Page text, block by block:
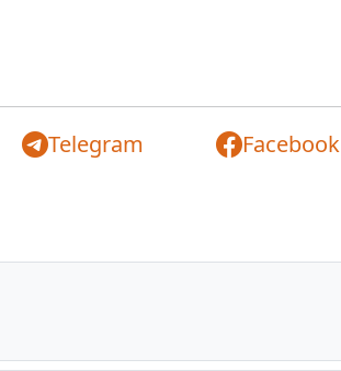
Telegram Facebook